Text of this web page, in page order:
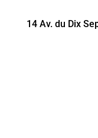
14 Av. du Dix